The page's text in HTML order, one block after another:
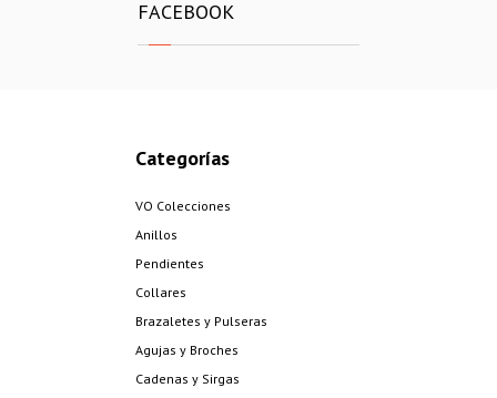
FACEBOOK
Categorías
VO Colecciones
Anillos
Pendientes
Collares
Brazaletes y Pulseras
Agujas y Broches
Cadenas y Sirgas